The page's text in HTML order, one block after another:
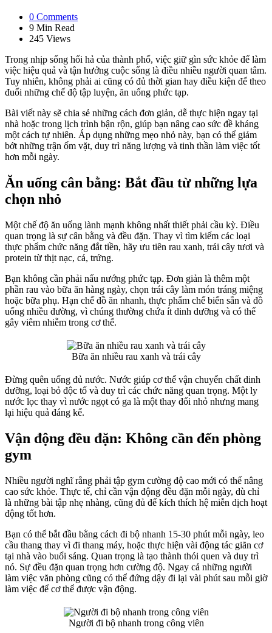
0 Comments
9 Min Read
245 Views
Trong nhịp sống hối hả của thành phố, việc giữ gìn sức khỏe để làm
việc hiệu quả và tận hưởng cuộc sống là điều nhiều người quan tâm.
Tuy nhiên, không phải ai cũng có đủ thời gian hay điều kiện để theo
đuổi những chế độ tập luyện, ăn uống phức tạp.
Bài viết này sẽ chia sẻ những cách đơn giản, dễ thực hiện ngay tại
nhà hoặc trong lịch trình bận rộn, giúp bạn nâng cao sức đề kháng
một cách tự nhiên. Áp dụng những mẹo nhỏ này, bạn có thể giảm
bớt những trận ốm vặt, duy trì năng lượng và tinh thần làm việc tốt
hơn mỗi ngày.
Ăn uống cân bằng: Bắt đầu từ những lựa
chọn nhỏ
Một chế độ ăn uống lành mạnh không nhất thiết phải cầu kỳ. Điều
quan trọng là sự cân bằng và đều đặn. Thay vì tìm kiếm các loại
thực phẩm chức năng đắt tiền, hãy ưu tiên rau xanh, trái cây tươi và
protein từ thịt nạc, cá, trứng.
Bạn không cần phải nấu nướng phức tạp. Đơn giản là thêm một
phần rau vào bữa ăn hàng ngày, chọn trái cây làm món tráng miệng
hoặc bữa phụ. Hạn chế đồ ăn nhanh, thực phẩm chế biến sẵn và đồ
uống nhiều đường, vì chúng thường chứa ít dinh dưỡng và có thể
gây viêm nhiễm trong cơ thể.
Bữa ăn nhiều rau xanh và trái cây
Đừng quên uống đủ nước. Nước giúp cơ thể vận chuyển chất dinh
dưỡng, loại bỏ độc tố và duy trì các chức năng quan trọng. Một ly
nước lọc thay vì nước ngọt có ga là một thay đổi nhỏ nhưng mang
lại hiệu quả đáng kể.
Vận động đều đặn: Không cần đến phòng
gym
Nhiều người nghĩ rằng phải tập gym cường độ cao mới có thể nâng
cao sức khỏe. Thực tế, chỉ cần vận động đều đặn mỗi ngày, dù chỉ
là những bài tập nhẹ nhàng, cũng đủ để kích thích hệ miễn dịch hoạt
động tốt hơn.
Bạn có thể bắt đầu bằng cách đi bộ nhanh 15-30 phút mỗi ngày, leo
cầu thang thay vì đi thang máy, hoặc thực hiện vài động tác giãn cơ
tại nhà vào buổi sáng. Quan trọng là tạo thành thói quen và duy trì
nó. Sự đều đặn quan trọng hơn cường độ. Ngay cả những người
làm việc văn phòng cũng có thể đứng dậy đi lại vài phút sau mỗi giờ
làm việc để cơ thể được vận động.
Người đi bộ nhanh trong công viên